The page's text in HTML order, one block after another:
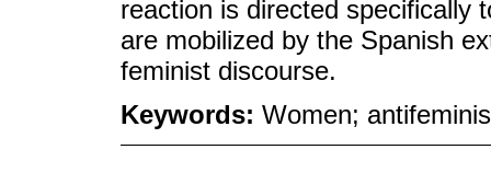
reaction is directed specifically
are mobilized by the Spanish
feminist discourse.
Keywords: Women;